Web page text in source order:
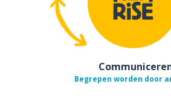
Begrepen worden door